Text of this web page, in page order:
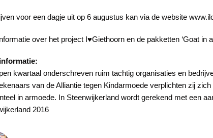
voor een dagje uit op 6 augustus kan via de website
over het project I♥Giethoorn en de pakketten ‘Goat in
kwartaal onderschreven ruim tachtig organisaties en
van de Alliantie tegen Kindarmoede verplichten zij
in armoede. In Steenwijkerland wordt gerekend met een
2016